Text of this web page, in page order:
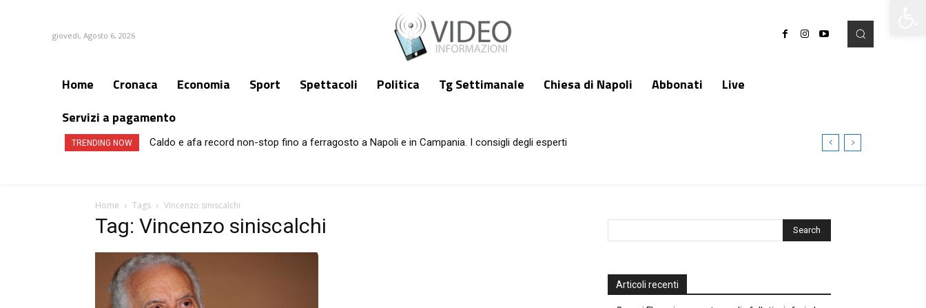
giovedì, Agosto 6, 2026
Home Cronaca Economia Sport Spettacoli Politica Tg Settimanale Chiesa di Napoli Abbonati
Live
Servizi a pagamento
TRENDING NOW Caldo e afa record non-stop fino a ferragosto a Napoli e in Campania. I consigli degli esperti
Home Tags Vincenzo siniscalchi
Tag: Vincenzo siniscalchi
Articoli recenti